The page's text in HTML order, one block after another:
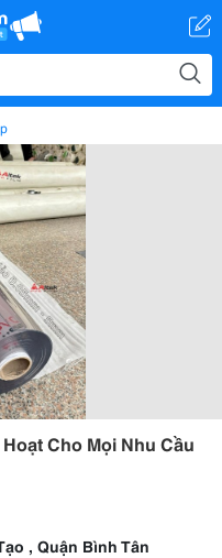
Cho Mọi Nhu Cầu
, Quận Bình Tân